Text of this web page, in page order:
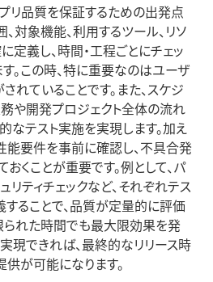
リ品質を保証するための出発点
対象機能、利用するツール、リソ
定義し、時間・工程ごとにチェッ
。この時、特に重要なのはユーザ
れていることです。また、スケジ
や開発プロジェクト全体の流れ
なテスト実施を実現します。加え
能要件を事前に確認し、不具合発
くことが重要です。例として、パ
リティチェックなど、それぞれテス
ることで、品質が定量的に評価
られた時間でも最大限効果を発
現できれば、最終的なリリース時
が可能になります。